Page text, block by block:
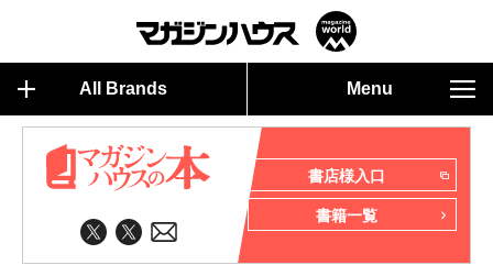
All Brands Menu
書店様入口
書籍一覧